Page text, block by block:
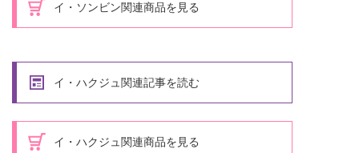
イ・ソンビン関連商品を見る
イ・ハクジュ関連記事を読む
イ・ハクジュ関連商品を見る